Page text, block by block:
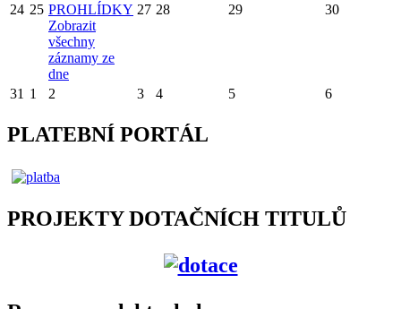
24 25 PROHLÍDKY
Zobrazit
všechny
záznamy ze
dne
27 28 29 30
31 1 2 3 4 5 6
PLATEBNÍ PORTÁL
PROJEKTY DOTAČNÍCH TITULŮ